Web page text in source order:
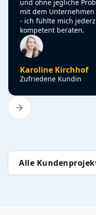
und ohne jegliche
mit dem
- ich fühlte mich
kompetent beraten.
Karoline Kirchhof
Zufriedene Kundin
Alle